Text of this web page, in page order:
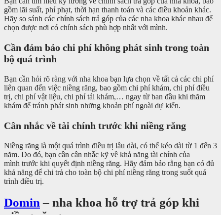
gồm lãi suất, phí phạt, thời hạn thanh toán và các điều khoản khác.
Hãy so sánh các chính sách trả góp của các nha khoa khác nhau để
chọn được nơi có chính sách phù hợp nhất với mình.
Cần đảm bảo chi phí không phát sinh trong toàn
bộ quá trình
Bạn cần hỏi rõ ràng với nha khoa bạn lựa chọn về tất cả các chi phí
liên quan đến việc niềng răng, bao gồm chi phí khám, chi phí điều
trị, chi phí vật liệu, chi phí tái khám,… ngay từ ban đầu khi thăm
khám để tránh phát sinh những khoản phí ngoài dự kiến.
Cân nhắc về tài chính trước khi niềng răng
Niềng răng là một quá trình điều trị lâu dài, có thể kéo dài từ 1 đến 3
năm. Do đó, bạn cần cân nhắc kỹ về khả năng tài chính của
mình trước khi quyết định niềng răng. Hãy đảm bảo rằng bạn có đủ
khả năng để chi trả cho toàn bộ chi phí niềng răng trong suốt quá
trình điều trị.
Domin – nha khoa hỗ trợ trả góp khi